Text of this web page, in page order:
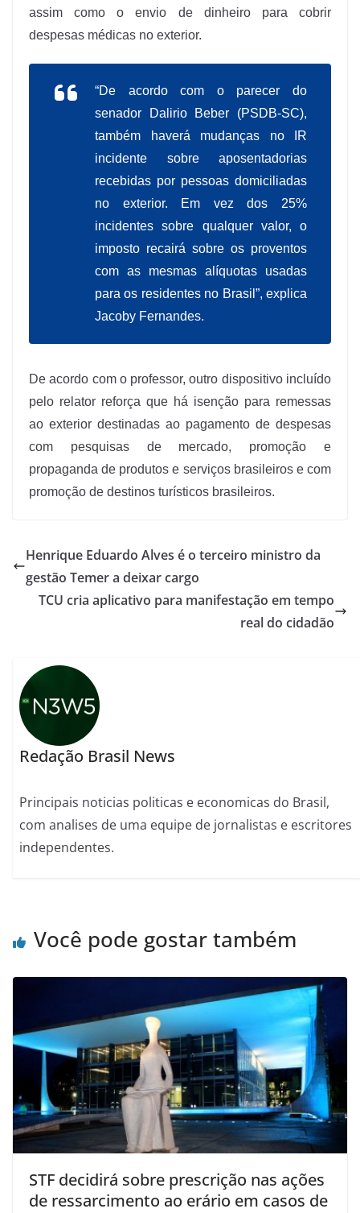
assim como o envio de dinheiro para cobrir
despesas médicas no exterior.
“De acordo com o parecer do
senador Dalirio Beber (PSDB-SC),
também haverá mudanças no IR
incidente sobre aposentadorias
recebidas por pessoas domiciliadas
no exterior. Em vez dos 25%
incidentes sobre qualquer valor, o
imposto recairá sobre os proventos
com as mesmas alíquotas usadas
para os residentes no Brasil”, explica
Jacoby Fernandes.
De acordo com o professor, outro dispositivo incluído
pelo relator reforça que há isenção para remessas
ao exterior destinadas ao pagamento de despesas
com pesquisas de mercado, promoção e
propaganda de produtos e serviços brasileiros e com
promoção de destinos turísticos brasileiros.
Henrique Eduardo Alves é o terceiro ministro da
gestão Temer a deixar cargo
TCU cria aplicativo para manifestação em tempo
real do cidadão
Redação Brasil News
Principais noticias politicas e economicas do Brasil,
com analises de uma equipe de jornalistas e escritores
independentes.
Você pode gostar também
STF decidirá sobre prescrição nas ações
de ressarcimento ao erário em casos de